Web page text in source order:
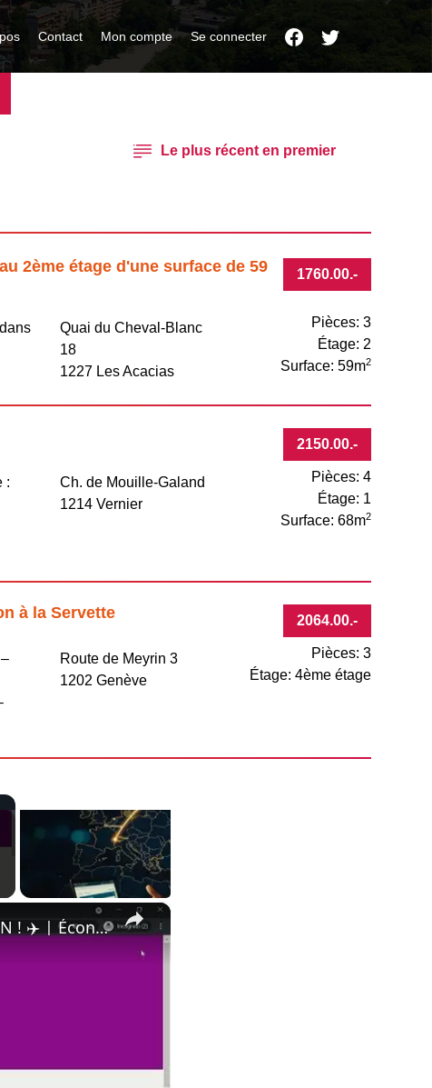
Contact Mon compte Se connecter
1760.00.-
2ème étage d'une surface de 59
Quai du Cheval-Blanc
18
1227 Les Acacias
Pièces: 3
Étage: 2
Surface: 59m2
2150.00.-
:
Ch. de Mouille-Galand
1214 Vernier
Pièces: 4
Étage: 1
Surface: 68m2
2064.00.-
à la Servette
Route de Meyrin 3
1202 Genève
Pièces: 3
Étage: 4ème étage
×
Réservez vos billets d'avion moins chers avec cette astuce VPN ! ✈️ | Économisez jusqu'à 20%